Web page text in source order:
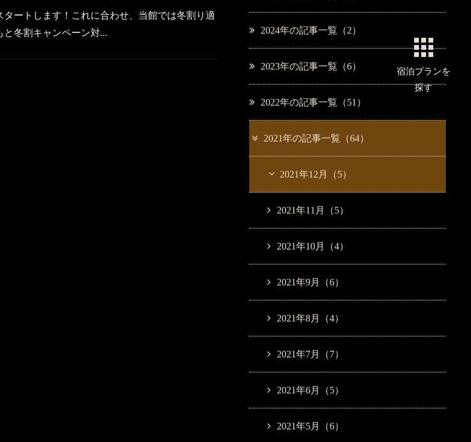
宿泊プランを
探す
ートします！これに合わせ、当館では冬割り適
冬割キャンペーン対...
2024年の記事一覧（2）
2023年の記事一覧（6）
2022年の記事一覧（51）
2021年の記事一覧（64）
2021年12月（5）
2021年11月（5）
2021年10月（4）
2021年9月（6）
2021年8月（4）
2021年7月（7）
2021年6月（5）
2021年5月（6）